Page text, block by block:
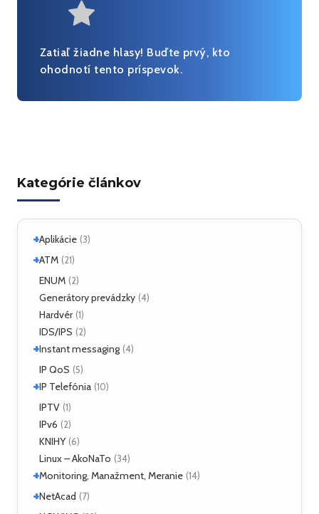
Kategórie článkov
+Aplikácie (3)
Linux
+ATM (21)
ATM Linux
+Hardvér (6)
ENUM (2)
Generátory prevádzky (4)
Hardvér (1)
IDS/IPS (2)
+Instant messaging (4)
SIMPLE
XMPP (2)
IP QoS (5)
+IP Telefónia (10)
VoIP
IPTV (1)
IPv6 (2)
KNIHY (6)
Linux – AkoNaTo (34)
+Monitoring, Manažment, Meranie (14)
Nástroje
+NetAcad (7)
Very useful
Zatiaľ žiadne hlasy! Buďte prvý, kto
ohodnotí tento príspevok.